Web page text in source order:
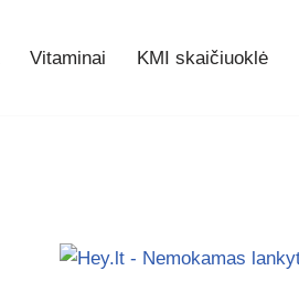
Vitaminai KMI skaičiuoklė